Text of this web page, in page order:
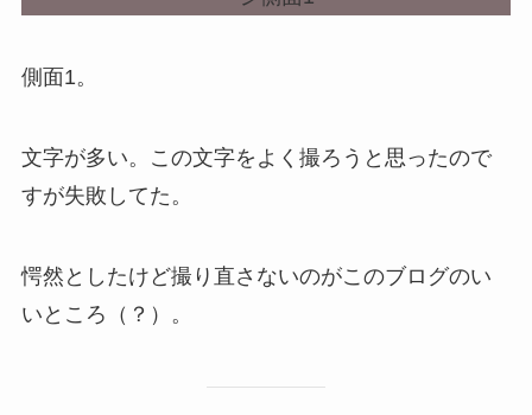
側面1。
文字が多い。この文字をよく撮ろうと思ったので
すが失敗してた。
愕然としたけど撮り直さないのがこのブログのい
いところ（？）。